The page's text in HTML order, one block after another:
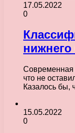
17.05.2022
0
нижнего
Современная
что не
Казалось бы,
15.05.2022
0